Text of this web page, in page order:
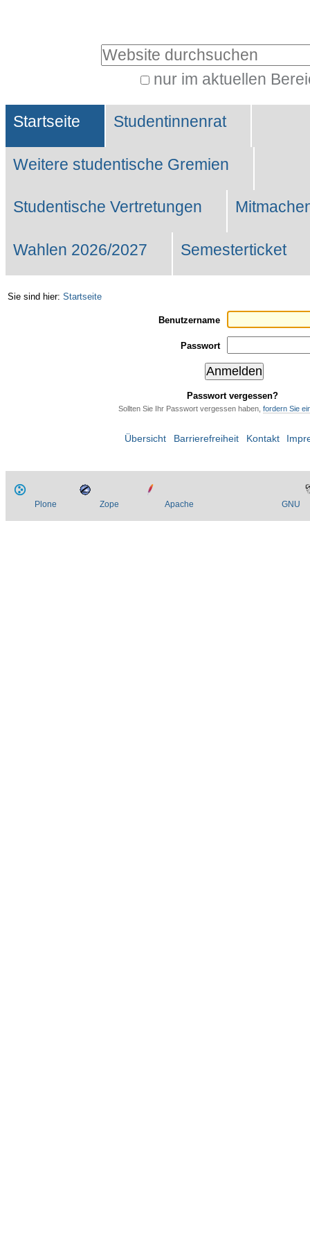
Website durchsuchen
nur im aktuellen
Suche…
Sektionen
Startseite Studentinnenrat
Weitere studentische Gremien
Studentische Vertretungen
Wahlen 2026/2027 Semesterticket
Sie sind hier: Startseite
Benutzername
Passwort
Passwort vergessen?
Sollten Sie Ihr Passwort vergessen haben, fordern Sie
Übersicht Barrierefreiheit Kontakt
Plone Zope Apache GNU